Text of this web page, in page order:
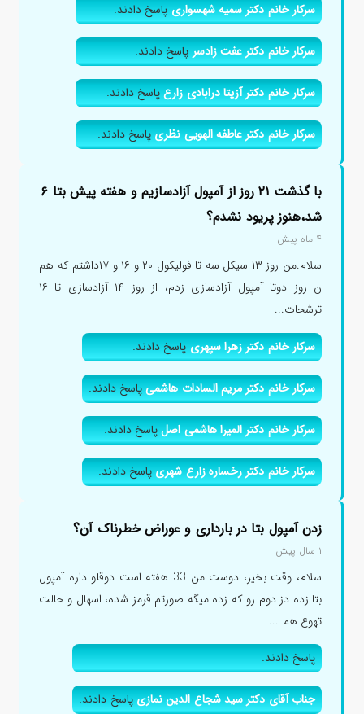
سرکار خانم دکتر سمیه شهسواریپاسخ دادند.
سرکار خانم دکتر عفت زادسرپاسخ دادند.
سرکار خانم دکتر آزیتا درابادی زارعپاسخ دادند.
سرکار خانم دکتر عاطفه الهویی نظریپاسخ دادند.
با گذشت ۲۱ روز از آمپول آزادسازیم و هفته پیش بتا ۶
شد،هنوز پریود نشدم؟
۴ ماه پیش
سلام.من روز ۱۳ سیکل سه تا فولیکول ۲۰ و ۱۶ و ۱۷داشتم که هم
ن روز دوتا آمپول آزادسازی زدم، از روز ۱۴ آزادسازی تا ۱۶
ترشحات...
سرکار خانم دکتر زهرا سپهریپاسخ دادند.
سرکار خانم دکتر مریم السادات هاشمیپاسخ دادند.
سرکار خانم دکتر المیرا هاشمی اصلپاسخ دادند.
سرکار خانم دکتر رخساره زارع شهریپاسخ دادند.
زدن آمپول بتا در بارداری و عوراض خطرناک آن؟
۱ سال پیش
سلام، وقت بخیر، دوست من 33 هفته است دوقلو داره آمپول
بتا زده دز دوم رو که زده میگه صورتم قرمز شده، اسهال و حالت
تهوع هم ...
پاسخ دادند.
جناب آقای دکتر سید شجاع الدین نمازیپاسخ دادند.